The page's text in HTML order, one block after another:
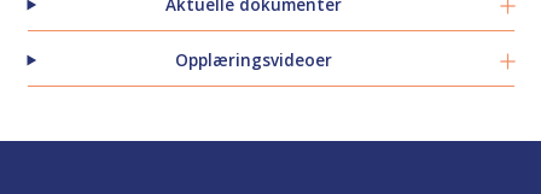
Opplæringsvideoer